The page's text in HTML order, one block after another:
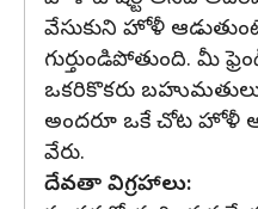
వేసుకుని హోళీ
గుర్తుండిపోతుంది. మీ
ఒకరికొకరు
అందరూ ఒకే చోట హోళీ
వేరు.
దేవతా విగ్రహాలు: